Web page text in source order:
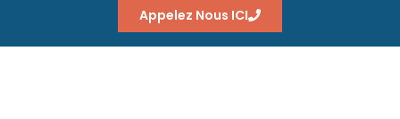
Appelez Nous ICI